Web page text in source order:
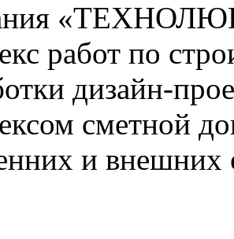
работ по
дизайн-
сметной
и внешних